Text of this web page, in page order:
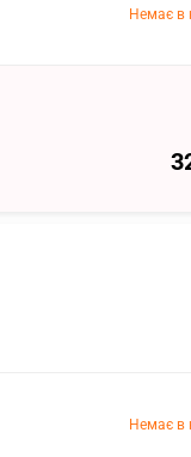
Немає в
Немає в